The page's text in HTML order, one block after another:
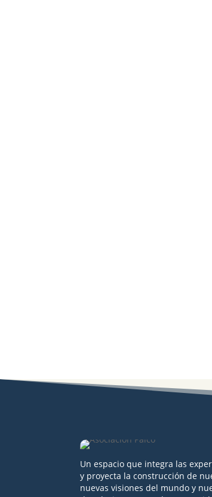
Un espacio que integra las
y proyecta la construcción de
nuevas visiones del mundo y